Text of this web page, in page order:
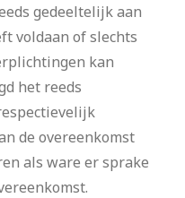
gedeeltelijk aan
voldaan of slechts
kan
het reeds
de overeenkomst
als ware er sprake